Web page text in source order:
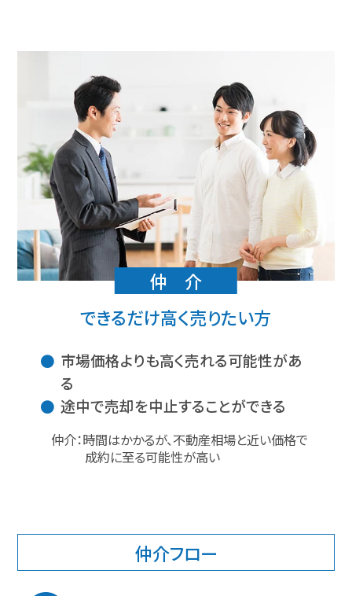
仲 介
できるだけ高く売りたい方
市場価格よりも高く売れる可能性があ
る
途中で売却を中止することができる
仲介：時間はかかるが、不動産相場と近い価格で
成約に至る可能性が高い
仲介フロー